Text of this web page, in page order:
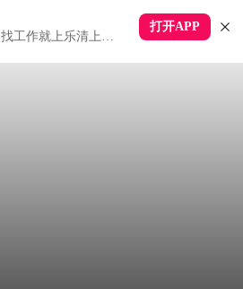
交朋友、找对象、找工作就上乐清上班族APP
打开APP